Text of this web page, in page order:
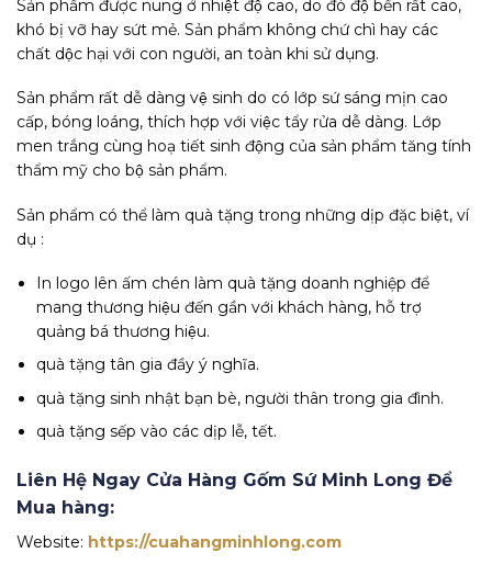
Sản phẩm được nung ở nhiệt độ cao, do đó độ bền rất cao,
khó bị vỡ hay sứt mẻ. Sản phẩm không chứ chì hay các
chất dộc hại với con người, an toàn khi sử dụng.
Sản phẩm rất dễ dàng vệ sinh do có lớp sứ sáng mịn cao
cấp, bóng loáng, thích hợp với việc tẩy rửa dễ dàng. Lớp
men trắng cùng hoạ tiết sinh động của sản phẩm tăng tính
thẩm mỹ cho bộ sản phẩm.
Sản phẩm có thể làm quà tặng trong những dịp đặc biệt, ví
dụ :
In logo lên ấm chén làm quà tặng doanh nghiệp để
mang thương hiệu đến gần với khách hàng, hỗ trợ
quảng bá thương hiệu.
quà tặng tân gia đầy ý nghĩa.
quà tặng sinh nhật bạn bè, người thân trong gia đình.
quà tặng sếp vào các dịp lễ, tết.
Liên Hệ Ngay Cửa Hàng Gốm Sứ Minh Long Để
Mua hàng:
Website: https://cuahangminhlong.com